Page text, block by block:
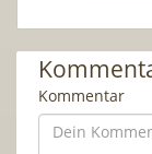
Kommentar